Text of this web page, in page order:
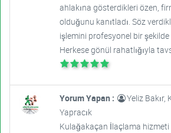
ahlakına gösterdikleri özen,
olduğunu kanıtladı. Söz
işlemini profesyonel bir
Herkese gönül rahatlığıyla
Yorum Yapan : Yeliz Bakır,
Yapracık
Kulağakaçan İlaçlama hizmeti